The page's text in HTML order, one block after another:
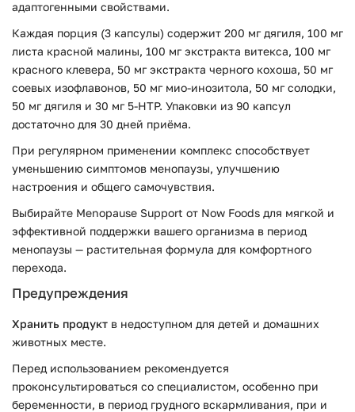
адаптогенными свойствами.
Каждая порция (3 капсулы) содержит 200 мг дягиля, 100 мг
листа красной малины, 100 мг экстракта витекса, 100 мг
красного клевера, 50 мг экстракта черного кохоша, 50 мг
соевых изофлавонов, 50 мг мио-инозитола, 50 мг солодки,
50 мг дягиля и 30 мг 5-HTP. Упаковки из 90 капсул
достаточно для 30 дней приёма.
При регулярном применении комплекс способствует
уменьшению симптомов менопаузы, улучшению
настроения и общего самочувствия.
Выбирайте Menopause Support от Now Foods для мягкой и
эффективной поддержки вашего организма в период
менопаузы — растительная формула для комфортного
перехода.
Предупреждения
Хранить продукт в недоступном для детей и домашних
животных месте.
Перед использованием рекомендуется
проконсультироваться со специалистом, особенно при
беременности, в период грудного вскармливания, при и